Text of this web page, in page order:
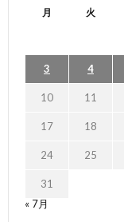
月 火
3 4
10 11
17 18
24 25
31
« 7月